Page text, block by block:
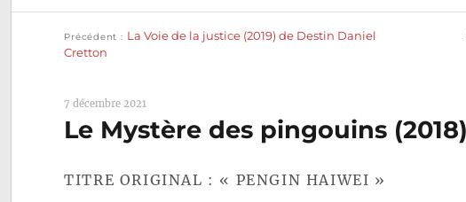
Navigation
de
Précédent
La Voie de la justice (2019) de Destin Daniel
Cretton
7 décembre 2021
Le Mystère des pingouins
TITRE ORIGINAL : « PENGIN HAIWEI »